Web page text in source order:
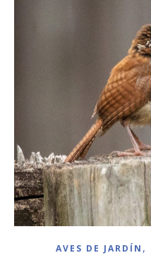
AVES DE JARDÍN ,